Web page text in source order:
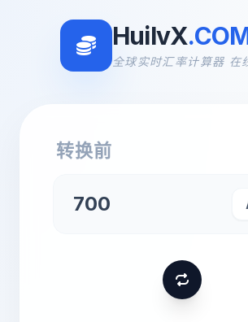
HuilvX
全球实时汇率计算器 在
转换前